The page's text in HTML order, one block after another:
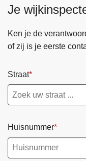
Je
Ken je de
of zij is je eerste
Straat
Huisnummer